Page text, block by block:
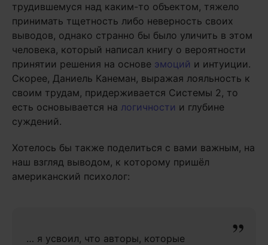
трудившемуся над каким-то объектом, тяжело
принимать тщетность либо неверность своих
выводов, однако странно бы было уличить в этом
человека, который написал книгу о вероятности
принятии решения на основе эмоций и интуиции.
Скорее, Даниель Канеман, выражая лояльность к
своим трудам, придерживается Системы 2, то
есть основывается на логичности и глубине
суждений.
Хотелось бы также поделиться с вами важным, на
наш взгляд выводом, к которому пришёл
американский психолог:
… я усвоил, что авторы, которые